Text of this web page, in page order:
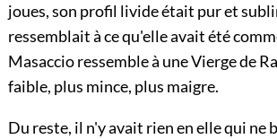
joues, son profil livide était pur et
ressemblait à ce qu'elle avait été
Masaccio ressemble à une Vierge de
faible, plus mince, plus maigre.
Du reste, il n'y avait rien en elle qui ne